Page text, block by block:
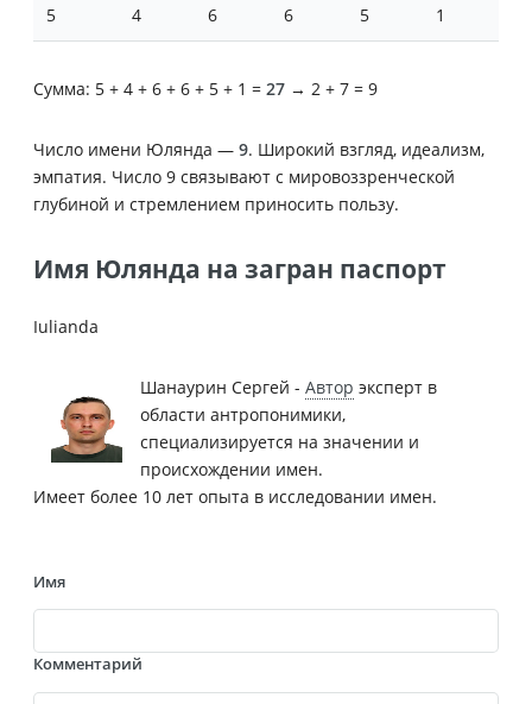
5 4 6 6 5 1
Сумма: 5 + 4 + 6 + 6 + 5 + 1 = 27 → 2 + 7 = 9
Число имени Юлянда — 9. Широкий взгляд, идеализм,
эмпатия. Число 9 связывают с мировоззренческой
глубиной и стремлением приносить пользу.
Имя Юлянда на загран паспорт
Iulianda
Шанаурин Сергей - Автор эксперт в
области антропонимики,
специализируется на значении и
происхождении имен.
Имеет более 10 лет опыта в исследовании имен.
Имя
Комментарий